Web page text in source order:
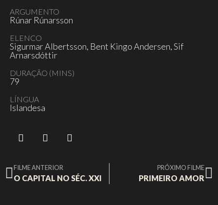
ARGUMENTO
Rúnar Rúnarsson
ELENCO
Sigurmar Albertsson, Bent Kingo Andersen, Sif
Arnarsdóttir
DURAÇÃO (MINS)
79
LÍNGUA
Islandesa
FILME ANTERIOR
O CAPITAL NO SÉC. XXI
PRÓXIMO FILME
PRIMEIRO AMOR